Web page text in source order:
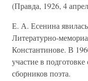
(Правда, 1926, 4
Е. А. Есенина
Литературно-
Константинове. В
участие в
сборников поэта.